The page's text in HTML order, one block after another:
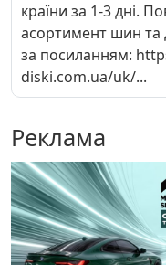
країни за 1-3 дні.
асортимент шин та
за посиланням:
diski.com.ua/uk/...
Реклама